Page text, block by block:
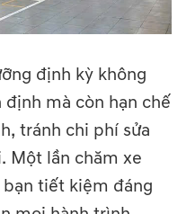
định kỳ không
mà còn hạn chế
tránh chi phí sửa
Một lần chăm xe
tiết kiệm đáng